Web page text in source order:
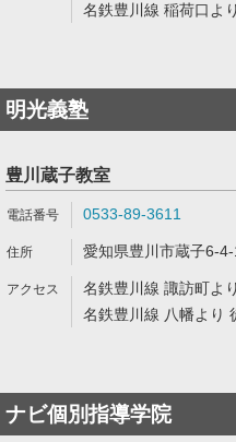
名鉄豊川線 稲荷口よ
明光義塾
豊川蔵子教室
0533-89-3611
愛知県豊川市蔵子6-4-
名鉄豊川線 諏訪町よ
名鉄豊川線 八幡より
ナビ個別指導学院